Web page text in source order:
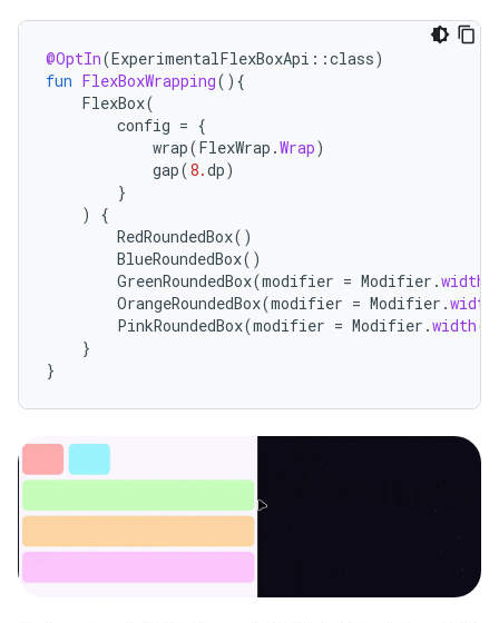
@OptIn(ExperimentalFlexBoxApi ::class)
fun FlexBoxWrapping(){
FlexBox(
config = {
wrap(FlexWrap .Wrap)
gap(8.dp)
}
)
{
RedRoundedBox()
BlueRoundedBox()
GreenRoundedBox(modifier = Modifier .width
OrangeRoundedBox(modifier = Modifier .width
PinkRoundedBox(modifier = Modifier .width(
}
}